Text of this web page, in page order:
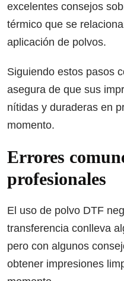
excelentes consejos
térmico que se
aplicación de polvos.
Siguiendo estos pasos
asegura de que sus
nítidas y duraderas en
momento.
Errores
profesionales
El uso de polvo DTF
transferencia conlleva
pero con algunos
obtener impresiones